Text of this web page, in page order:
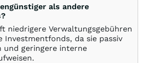
als andere
niedrigere Verwaltungsgebühren
Investmentfonds, da sie passiv
und geringere interne